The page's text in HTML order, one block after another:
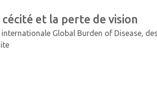
et la perte de vision
Global Burden of Disease,